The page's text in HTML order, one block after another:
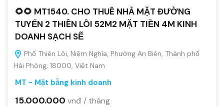
🌻🌻 MT1540. CHO THUÊ NHÀ MẶT ĐƯỜNG
TUYẾN 2 THIÊN LÔI 52M2 MẶT TIỀN 4M KINH
DOANH SẠCH SẼ
Phố Thiên Lôi, Niệm Nghĩa, Phường An Biên, Thành phố
Hải Phòng, 18000, Việt Nam
MT - Mặt bằng kinh doanh
15.000.000 vnđ / tháng